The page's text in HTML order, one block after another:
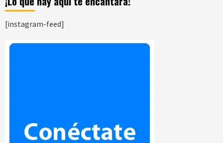
[instagram-feed]